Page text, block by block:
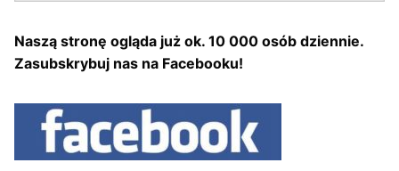
Naszą stronę ogląda już ok. 10 000 osób dziennie.
Zasubskrybuj nas na Facebooku!